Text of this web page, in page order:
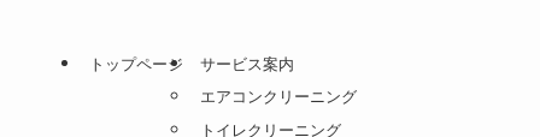
トップページ
サービス案内
エアコンクリーニング
トイレクリーニング